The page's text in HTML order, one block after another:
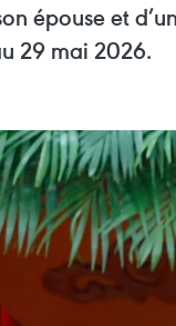
épouse et
29 mai 2026.